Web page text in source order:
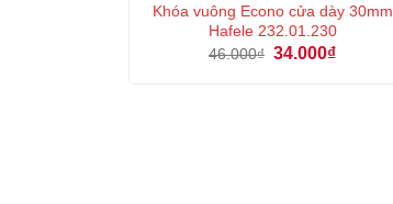
Khóa vuông Econo cửa dày 30mm
Hafele 232.01.230
46.000₫ Giá
34.000₫Giá